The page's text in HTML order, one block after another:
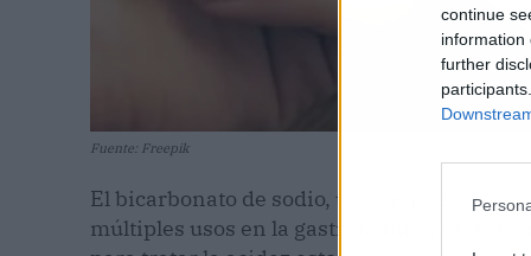
continue
information
further
Fuente: Freepik
El bicarbonato de sodio, un compuesto
múltiples usos en la gastronomía y en